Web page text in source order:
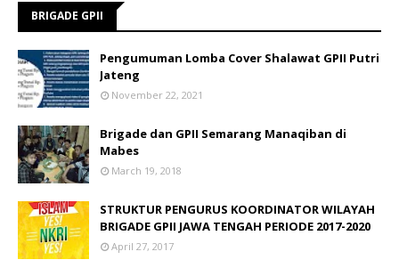
BRIGADE GPII
Pengumuman Lomba Cover Shalawat GPII Putri
Jateng
November 22, 2021
Brigade dan GPII Semarang Manaqiban di
Mabes
March 19, 2018
STRUKTUR PENGURUS KOORDINATOR WILAYAH
BRIGADE GPII JAWA TENGAH PERIODE 2017-2020
April 27, 2017